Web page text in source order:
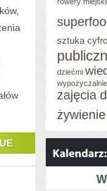
BĘDZIE?
sztuka
dziećmi
zajęcia
żywienie